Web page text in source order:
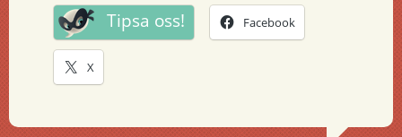
Tipsa oss! Facebook
X